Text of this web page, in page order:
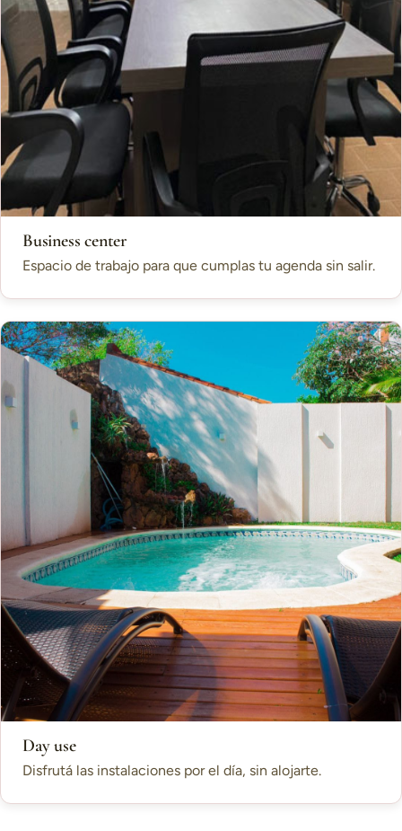
Business center
Espacio de trabajo para que cumplas tu agenda sin salir.
Day use
Disfrutá las instalaciones por el día, sin alojarte.